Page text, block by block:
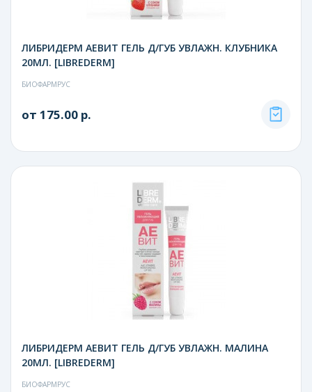
ЛИБРИДЕРМ АЕВИТ ГЕЛЬ Д/ГУБ УВЛАЖН. КЛУБНИКА
20МЛ. [LIBREDERM]
БИОФАРМРУС
от 175.00 р.
ЛИБРИДЕРМ АЕВИТ ГЕЛЬ Д/ГУБ УВЛАЖН. МАЛИНА
20МЛ. [LIBREDERM]
БИОФАРМРУС